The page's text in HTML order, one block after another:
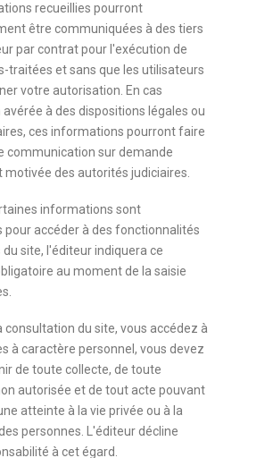
recueillies pourront
être communiquées à des tiers
par contrat pour l'exécution de
traitées et sans que les utilisateurs
votre autorisation. En cas
à des dispositions légales ou
ces informations pourront faire
communication sur demande
motivée des autorités judiciaires.
informations sont
pour accéder à des fonctionnalités
site, l'éditeur indiquera ce
au moment de la saisie
consultation du site, vous accédez à
à caractère personnel, vous devez
de toute collecte, de toute
autorisée et de tout acte pouvant
atteinte à la vie privée ou à la
personnes. L'éditeur décline
à cet égard.